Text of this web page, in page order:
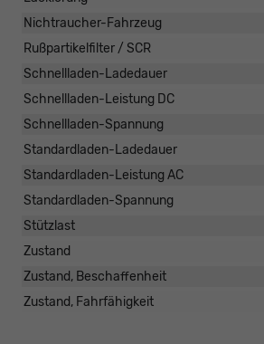
Nichtraucher-Fahrzeug
Rußpartikelfilter / SCR
Schnellladen-Ladedauer
Schnellladen-Leistung DC
Schnellladen-Spannung
Standardladen-Ladedauer
Standardladen-Leistung AC
Standardladen-Spannung
Stützlast
Zustand
Zustand, Beschaffenheit
Zustand, Fahrfähigkeit